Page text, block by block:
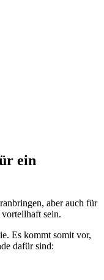
ein
aber auch für
sein.
Es kommt somit vor,
dafür sind: